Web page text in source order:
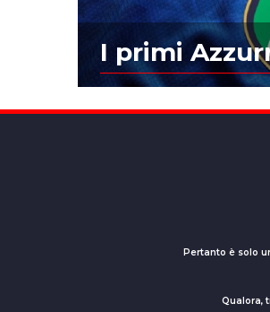
I primi
Pertanto è solo
Qualora,